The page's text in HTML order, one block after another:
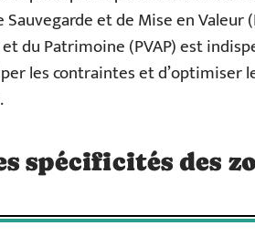
et de Mise en Valeur
du Patrimoine (PVAP) est
les contraintes et d’optimiser
spécificités des